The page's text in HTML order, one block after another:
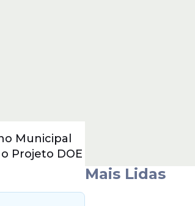
Municipal
Projeto DOE
Mais Lidas